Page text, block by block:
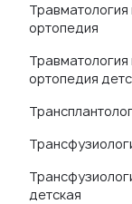
Травматология
ортопедия
Травматология
ортопедия
детская